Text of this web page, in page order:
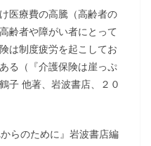
医療費の高騰（高齢者の
齢者や障がい者にとって
は制度疲労を起こしてお
る（『介護保険は崖っぷ
子 他著、岩波書店、２０
らのために』岩波書店編